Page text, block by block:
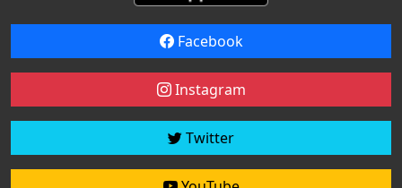
Facebook
Instagram
Twitter